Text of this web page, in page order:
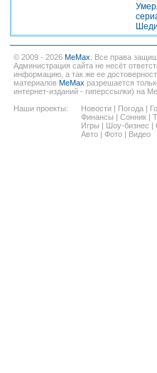
© 2009 - 2026 MeMax . Все права
Администрация сайта не несёт
информацию, а так же ее
материалов MeMax разрешается
интернет-изданий - гиперссылки) на
Наши проекты:
Новости | Погода |
Финансы | Сонник |
Игры | Шоу-бизнес |
Авто | Фото | Видео